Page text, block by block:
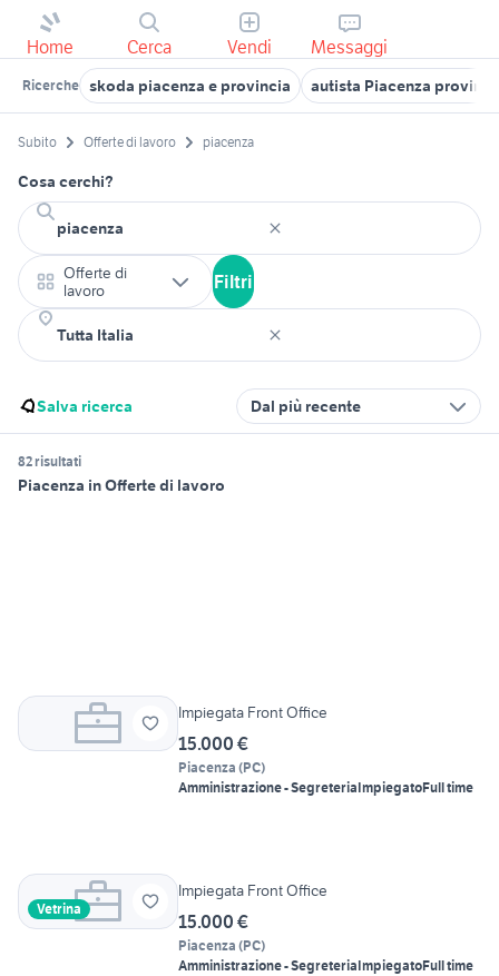
Home Cerca Vendi Messaggi
Ricerche skoda piacenza e provincia autista Piacenza
Subito Offerte di lavoro piacenza
Cosa cerchi?
Offerte di
lavoro
Filtri
Salva ricerca Dal più recente
82 risultati
Piacenza in Offerte di lavoro
Impiegata Front Office
15.000 €
Piacenza (PC)
Amministrazione - SegreteriaImpiegatoFull time
Vetrina
Impiegata Front Office
15.000 €
Piacenza (PC)
Amministrazione - SegreteriaImpiegatoFull time